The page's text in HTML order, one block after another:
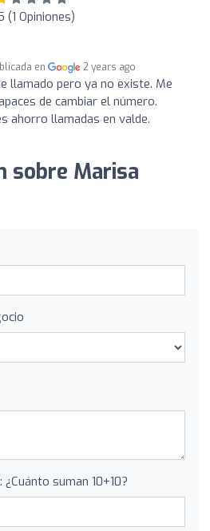
(1 Opiniones)
en 2 years ago
llamado pero ya no existe. Me
de cambiar el número.
ahorro llamadas en valde.
sobre Marisa
suman 10+10?